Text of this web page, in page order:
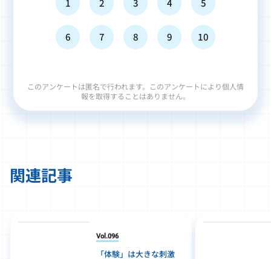
6 7 8 9 10
このアンケートは匿名で行われます。このアンケートにより個人情
報を取得することはありません。
関連記事
Vol.096
「体験」は大きな刺激